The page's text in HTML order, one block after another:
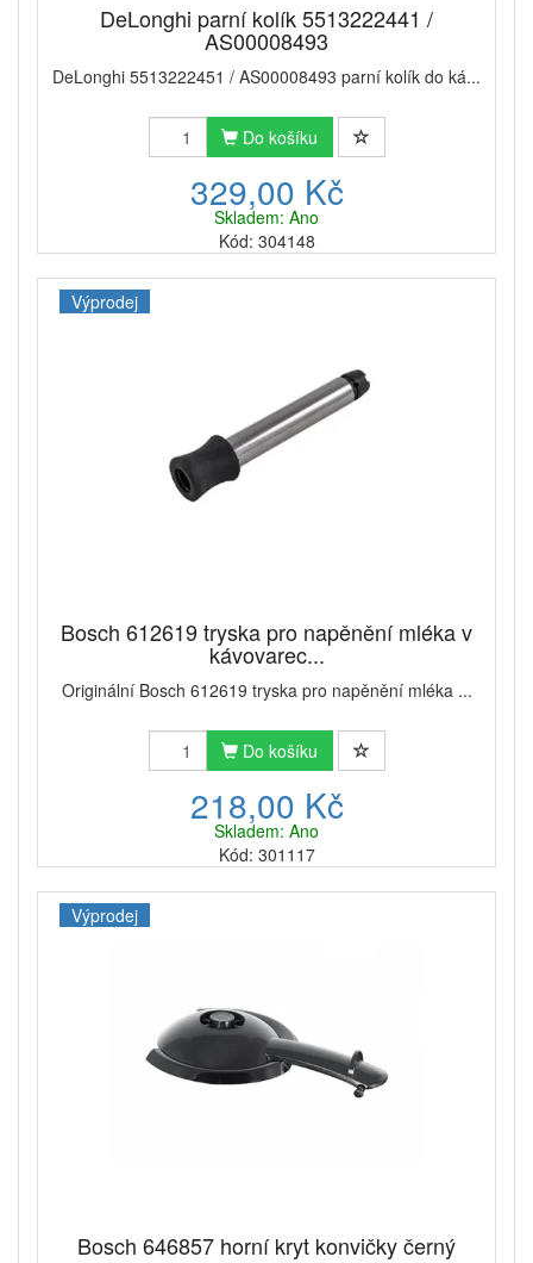
DeLonghi parní kolík 5513222441 /
AS00008493
DeLonghi 5513222451 / AS00008493 parní kolík do ká...
Do košíku
329,00 Kč
Skladem: Ano
Kód: 304148
Výprodej
Bosch 612619 tryska pro napěnění mléka v
kávovarec...
Originální Bosch 612619 tryska pro napěnění mléka ...
Do košíku
218,00 Kč
Skladem: Ano
Kód: 301117
Výprodej
Bosch 646857 horní kryt konvičky černý